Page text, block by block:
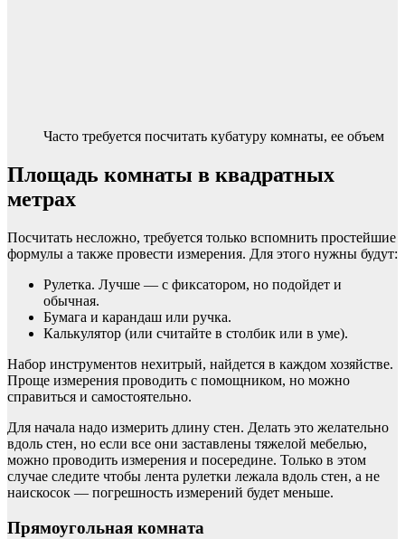
Часто требуется посчитать кубатуру комнаты, ее объем
Площадь комнаты в квадратных
метрах
Посчитать несложно, требуется только вспомнить простейшие
формулы а также провести измерения. Для этого нужны будут:
Рулетка. Лучше — с фиксатором, но подойдет и
обычная.
Бумага и карандаш или ручка.
Калькулятор (или считайте в столбик или в уме).
Набор инструментов нехитрый, найдется в каждом хозяйстве.
Проще измерения проводить с помощником, но можно
справиться и самостоятельно.
Для начала надо измерить длину стен. Делать это желательно
вдоль стен, но если все они заставлены тяжелой мебелью,
можно проводить измерения и посередине. Только в этом
случае следите чтобы лента рулетки лежала вдоль стен, а не
наискосок — погрешность измерений будет меньше.
Прямоугольная комната